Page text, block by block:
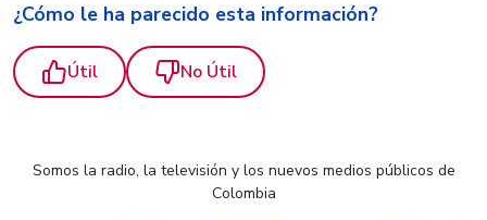
¿Cómo le ha parecido esta información?
Útil No Útil
Somos la radio, la televisión y los nuevos medios públicos de
Colombia